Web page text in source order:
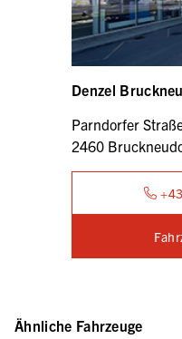
Denzel
Parndorfer
2460
Ähnliche Fahrzeuge